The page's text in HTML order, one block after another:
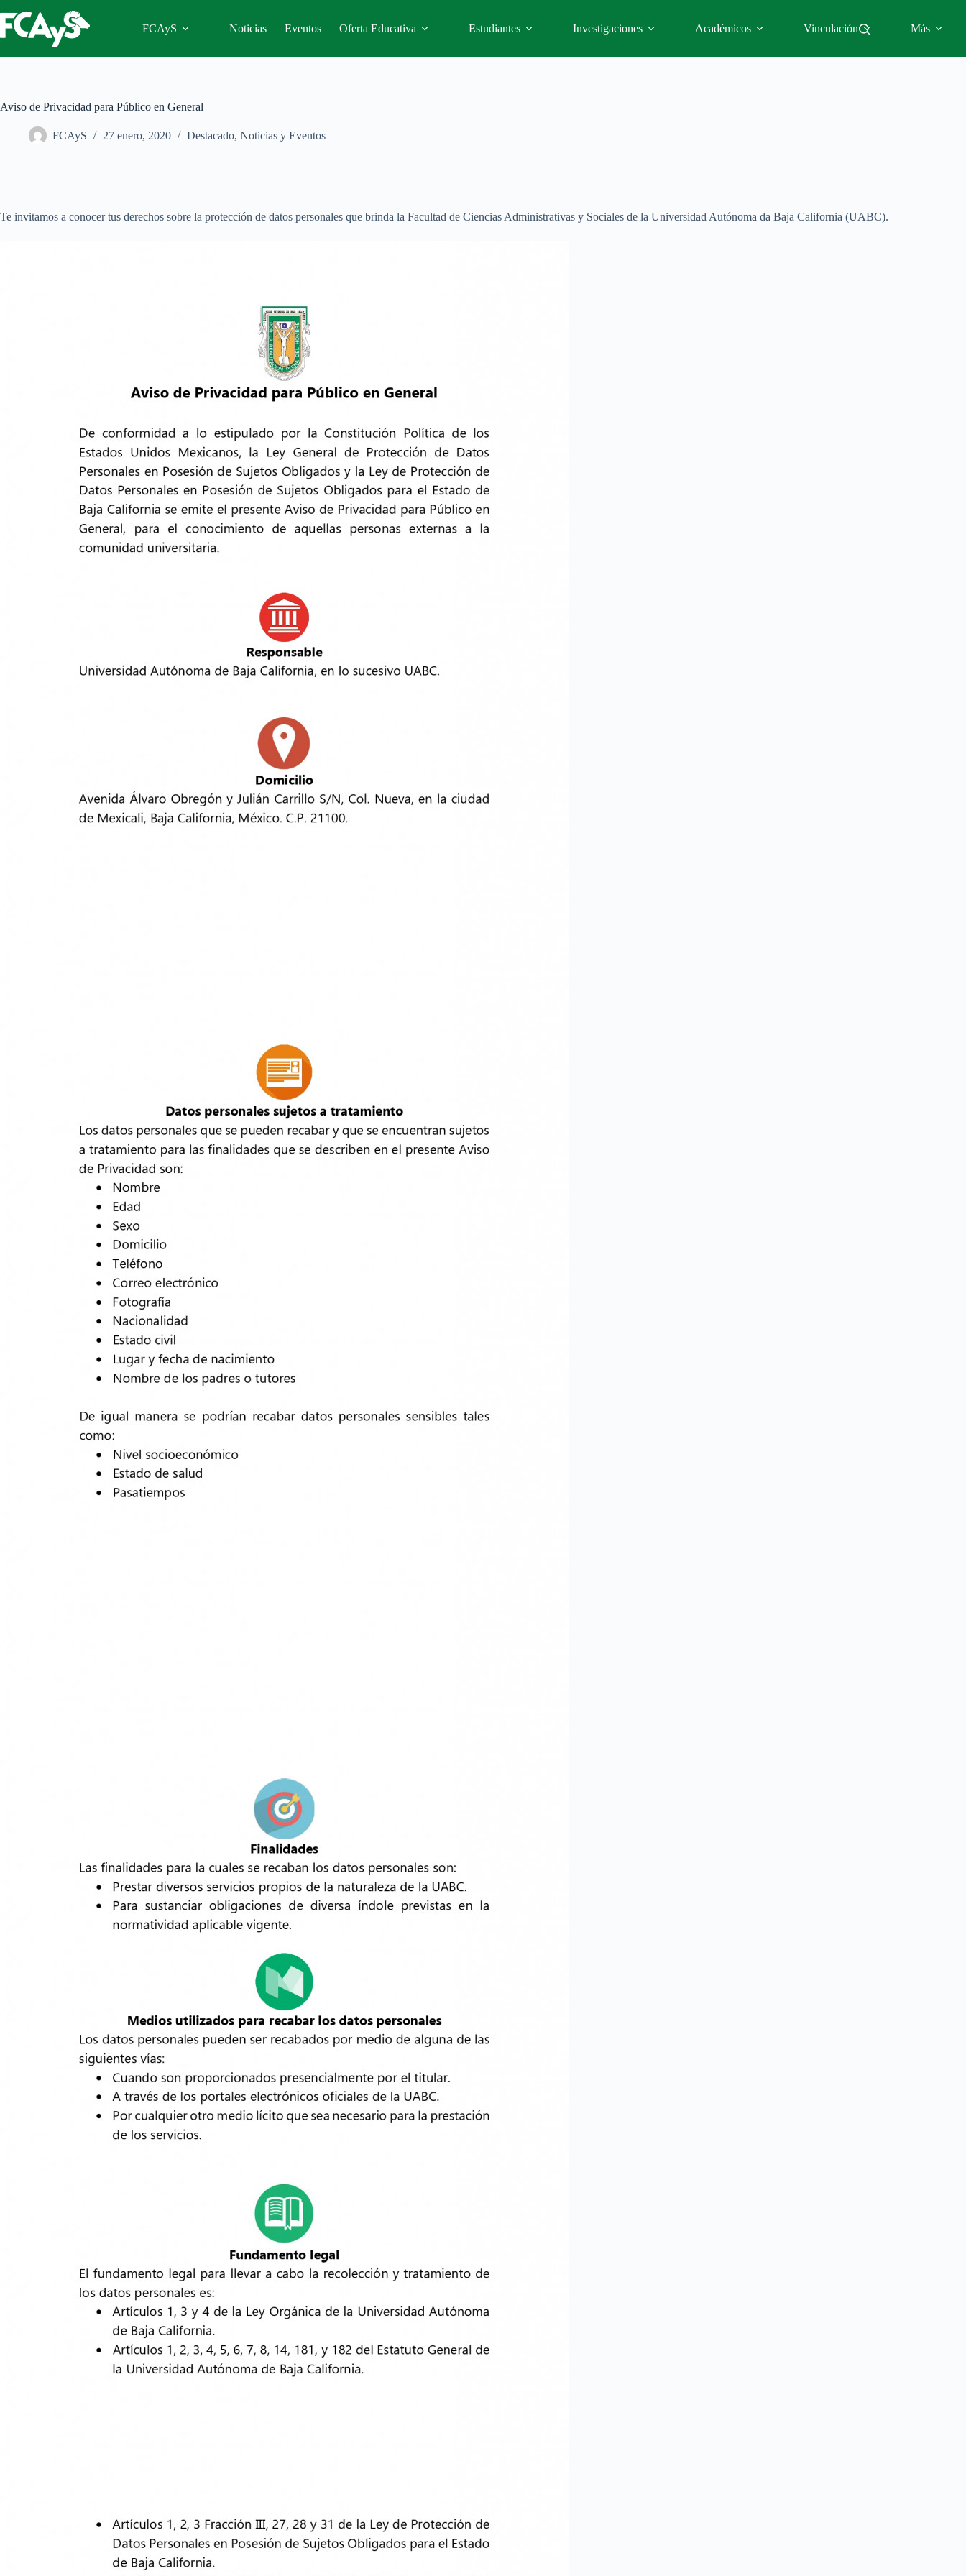
al
contenido
FCAyS Noticias Eventos Oferta Educativa Estudiantes Investigaciones Académicos Vinculación Más
Aviso de Privacidad para Público en General
FCAyS 27 enero, 2020 Destacado, Noticias y Eventos
Te invitamos a conocer tus derechos sobre la protección de datos personales que brinda la Facultad de Ciencias Administrativas y Sociales de la Universidad Autónoma da Baja California (UABC).